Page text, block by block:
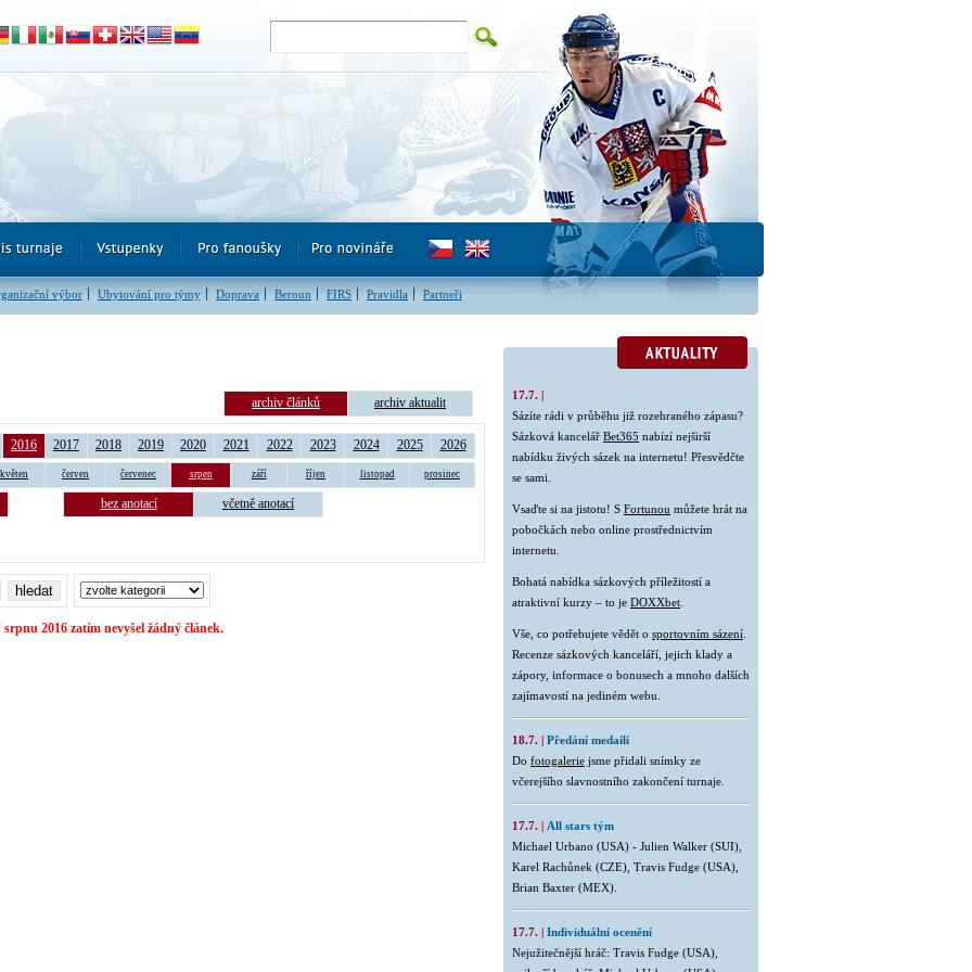
výbor Ubytování pro týmy Doprava Beroun FIRS Pravidla Partneři
archiv článků archiv aktualit
2016 2017 2018 2019 2020 2021 2022 2023 2024 2025 2026
květen červen červenec srpen září říjen listopad prosinec
bez anotací včetně anotací
srpnu 2016 zatím nevyšel žádný článek.
17.7. |
Sázíte rádi v průběhu již rozehraného zápasu?
Sázková kancelář Bet365 nabízí nejširší
nabídku živých sázek na internetu! Přesvědčte
se sami.
Vsaďte si na jistotu! S Fortunou můžete hrát na
pobočkách nebo online prostřednictvím
internetu.
Bohatá nabídka sázkových příležitostí a
atraktivní kurzy – to je DOXXbet
Vše, co potřebujete vědět o sportovním sázení
Recenze sázkových kanceláří, jejich klady a
zápory, informace o bonusech a mnoho dalších
zajímavostí na jediném webu.
18.7. | Předání medailí
Do fotogalerie jsme přidali snímky ze
včerejšího slavnostního zakončení turnaje.
17.7. | All stars tým
Michael Urbano (USA) - Julien Walker (SUI),
Karel Rachůnek (CZE), Travis Fudge (USA),
Brian Baxter (MEX).
17.7. | Individuální ocenění
Nejužitečnější hráč: Travis Fudge (USA),